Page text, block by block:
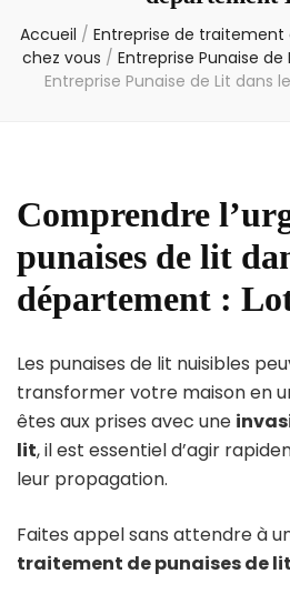
Accueil / Entreprise de traitement
chez vous / Entreprise Punaise
Entreprise Punaise de Lit dans
Comprendre
punaises de lit
département :
Les punaises de lit nuisibles
transformer votre maison en
êtes aux prises avec une
lit, il est essentiel d’agir
leur propagation.
Faites appel sans attendre à
traitement de punaises de